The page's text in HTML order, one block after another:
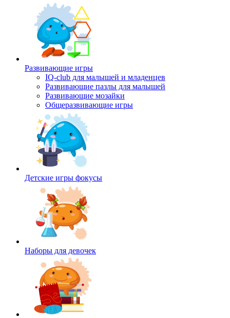
Развивающие игры
IQ-club для малышей и младенцев
Развивающие пазлы для малышей
Развивающие мозайки
Общеразвивающие игры
Детские игры фокусы
Наборы для девочек